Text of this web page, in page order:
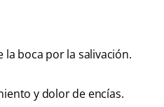
boca por la salivación.
y dolor de encías.